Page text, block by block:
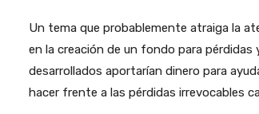
Un tema que probablemente atraiga la
en la creación de un fondo para pérdidas
desarrollados aportarían dinero para
hacer frente a las pérdidas irrevocables